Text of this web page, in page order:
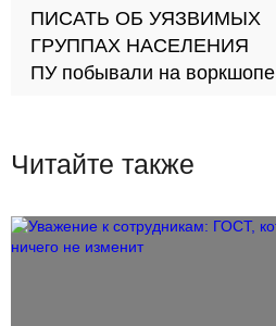
ПИСАТЬ ОБ УЯЗВИМЫХ
ГРУППАХ НАСЕЛЕНИЯ
ПУ побывали на воркшопе
тезисах встречи
Читайте также